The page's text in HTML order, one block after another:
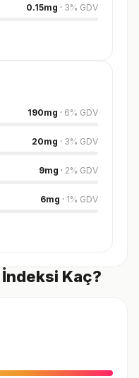
0.15mg · 3% GDV
190mg · 6% GDV
20mg · 3% GDV
9mg · 2% GDV
6mg · 1% GDV
Kaç?